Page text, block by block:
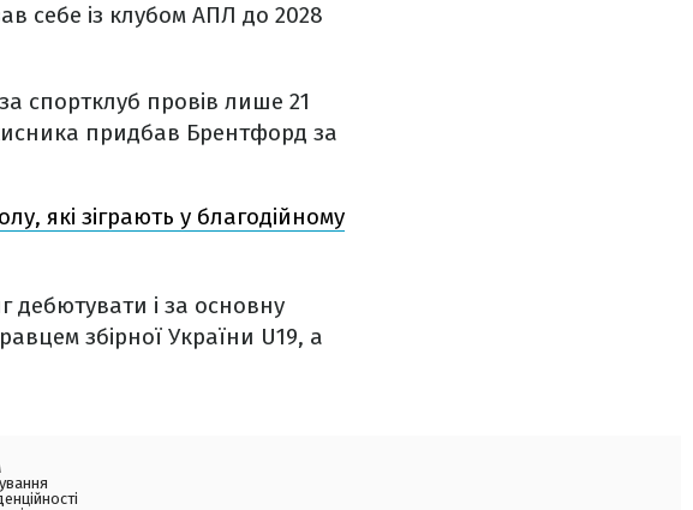
себе із клубом АПЛ до 2028
спортклуб провів лише 21
придбав Брентфорд за
які зіграють у благодійному
дебютувати і за основну
збірної України U19, а